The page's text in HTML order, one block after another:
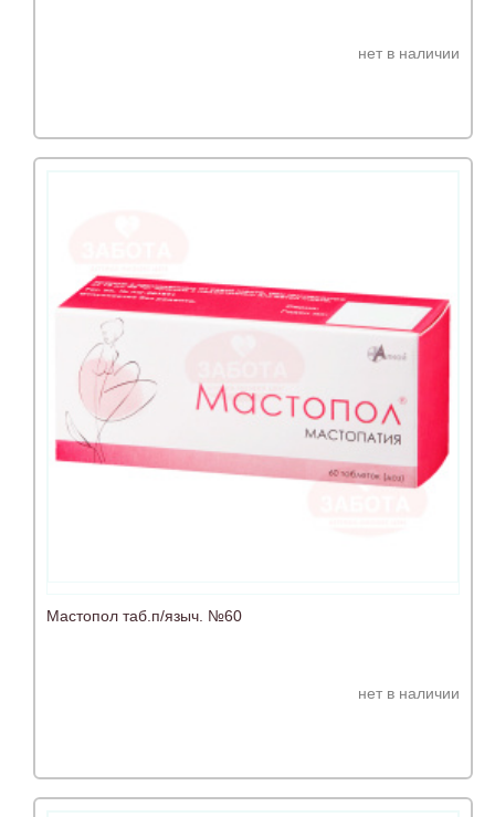
нет в наличии
Мастопол таб.п/языч. №60
нет в наличии